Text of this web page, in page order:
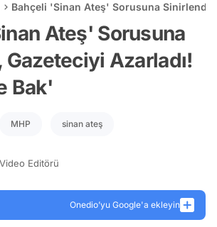
Bahçeli 'Sinan Ateş' Sorusuna Sinirlendi,
Ateş' Sorusuna
Azarladı!
Bak'
MHP sinan ateş
Editörü
Onedio’yu Google'a ekleyin